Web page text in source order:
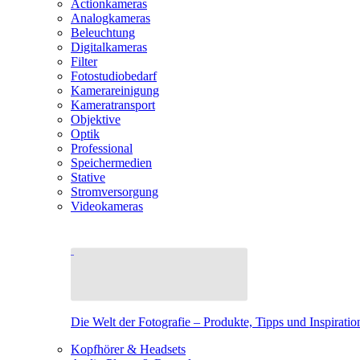
Actionkameras
Analogkameras
Beleuchtung
Digitalkameras
Filter
Fotostudiobedarf
Kamerareinigung
Kameratransport
Objektive
Optik
Professional
Speichermedien
Stative
Stromversorgung
Videokameras
Die Welt der Fotografie – Produkte, Tipps und
Kopfhörer & Headsets